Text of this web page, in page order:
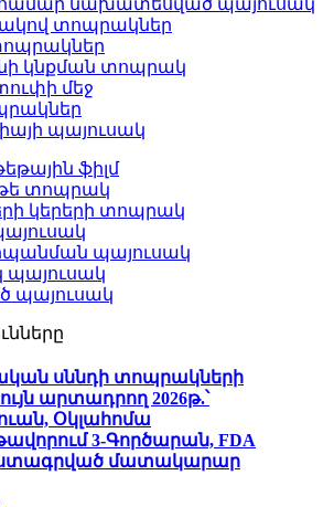
տոպրակներ
կնքման տոպրակ
մեջ
պայուսակ
ֆիլմ
տոպրակ
կերերի տոպրակ
պայուսակ
պայուսակ
սննդի տոպրակների
արտադրող 2026թ.՝
Օկլահոմա
3-Գործարան, FDA
մատակարար